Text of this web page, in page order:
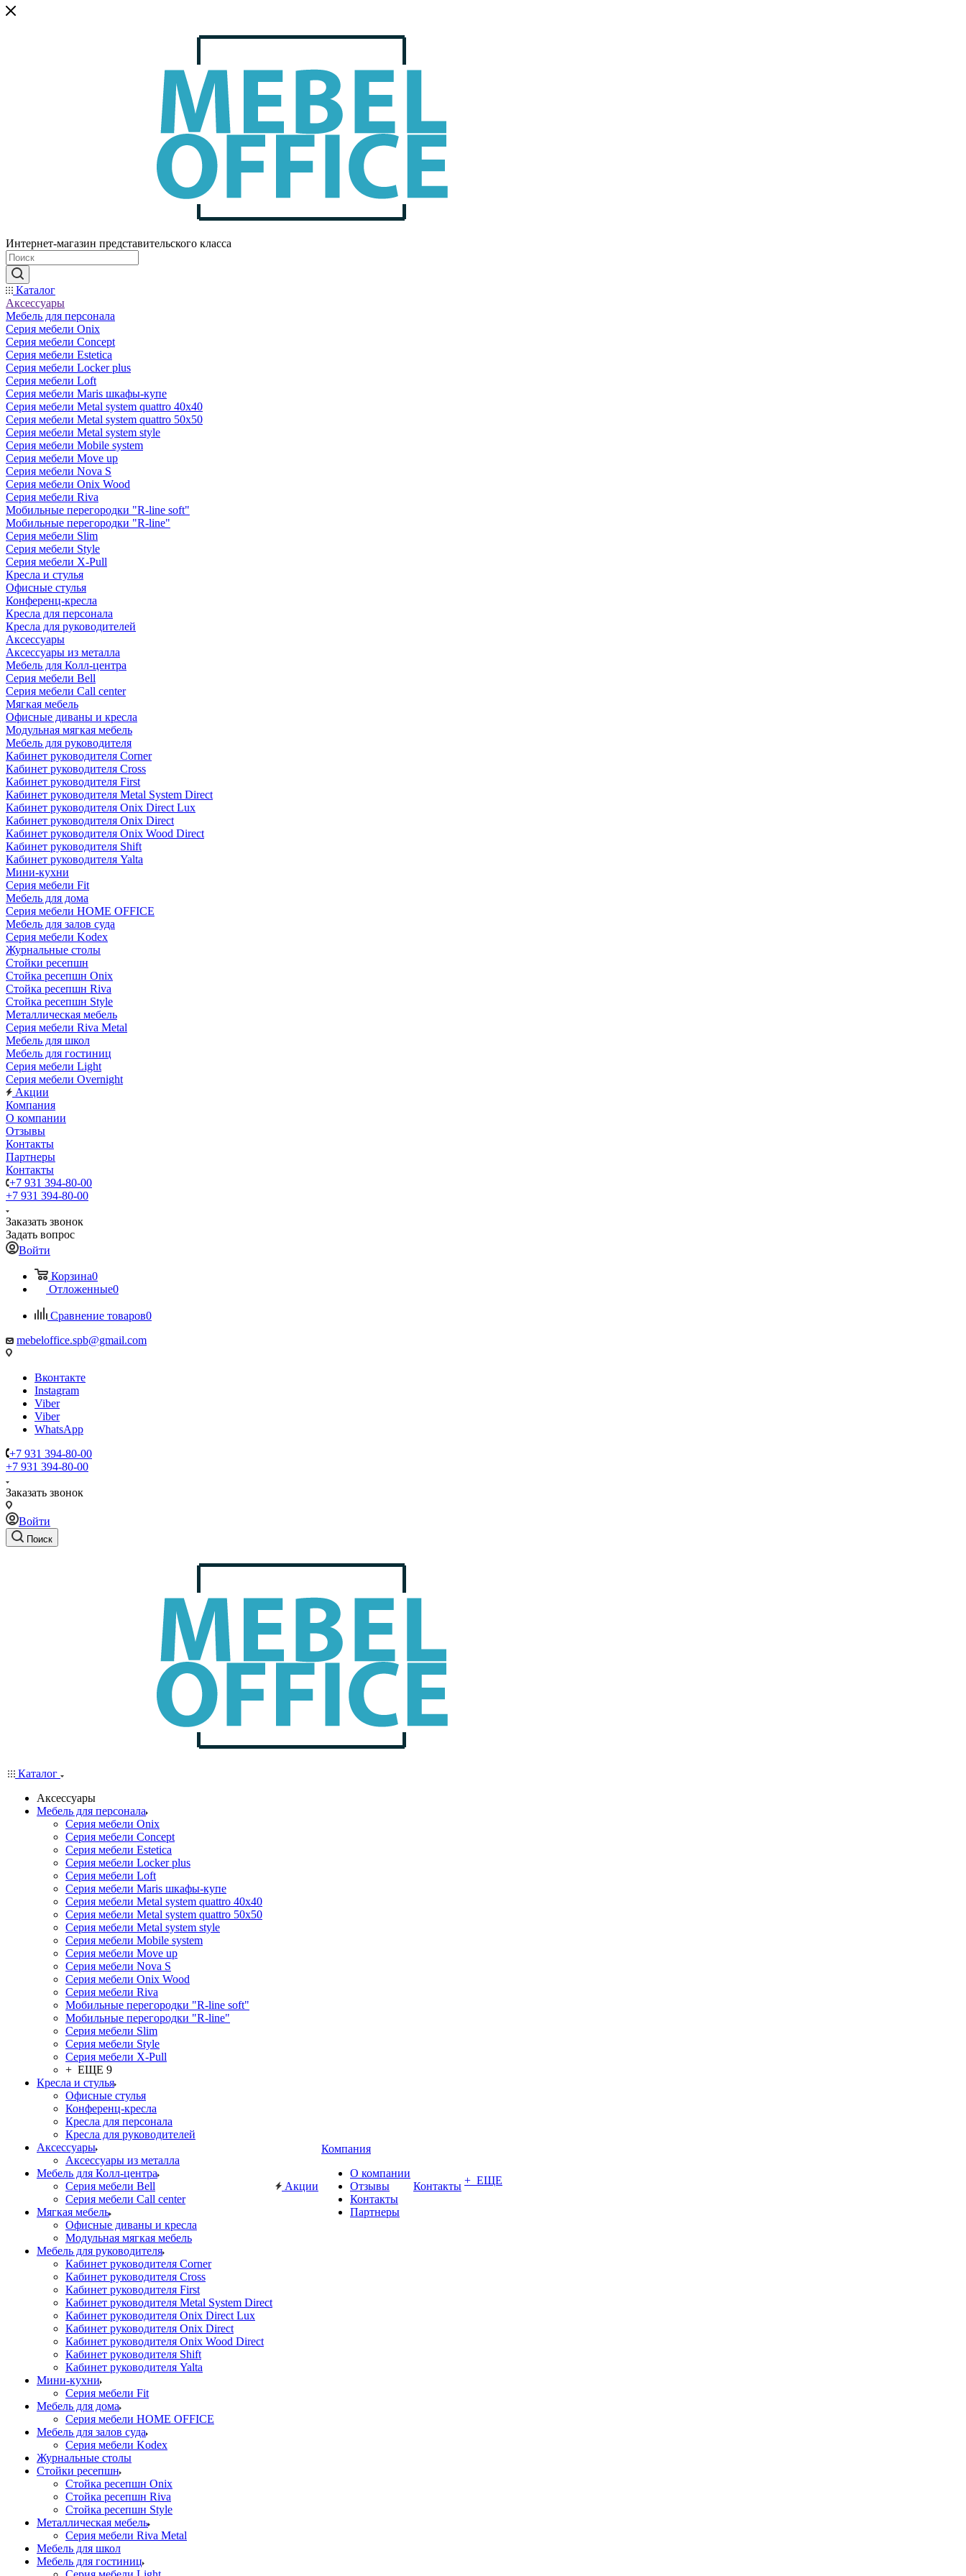
Интернет-магазин представительского класса
Каталог
Аксессуары
Мебель для персонала
Серия мебели Onix
Серия мебели Concept
Серия мебели Estetica
Серия мебели Locker plus
Серия мебели Loft
Серия мебели Maris шкафы-купе
Серия мебели Metal system quattro 40x40
Серия мебели Metal system quattro 50x50
Серия мебели Metal system style
Серия мебели Mobile system
Серия мебели Move up
Серия мебели Nova S
Серия мебели Onix Wood
Серия мебели Riva
Мобильные перегородки "R-line soft"
Мобильные перегородки "R-line"
Серия мебели Slim
Серия мебели Style
Серия мебели X-Pull
Кресла и стулья
Офисные стулья
Конференц-кресла
Кресла для персонала
Кресла для руководителей
Аксессуары
Аксессуары из металла
Мебель для Колл-центра
Серия мебели Bell
Серия мебели Call center
Мягкая мебель
Офисные диваны и кресла
Модульная мягкая мебель
Мебель для руководителя
Кабинет руководителя Corner
Кабинет руководителя Cross
Кабинет руководителя First
Кабинет руководителя Metal System Direct
Кабинет руководителя Onix Direct Lux
Кабинет руководителя Onix Direct
Кабинет руководителя Onix Wood Direct
Кабинет руководителя Shift
Кабинет руководителя Yalta
Мини-кухни
Серия мебели Fit
Мебель для дома
Серия мебели HOME OFFICE
Мебель для залов суда
Серия мебели Kodex
Журнальные столы
Стойки ресепшн
Стойка ресепшн Onix
Стойка ресепшн Riva
Стойка ресепшн Style
Металлическая мебель
Серия мебели Riva Metal
Мебель для школ
Мебель для гостиниц
Серия мебели Light
Серия мебели Overnight
Акции
Компания
О компании
Отзывы
Контакты
Партнеры
Контакты
+7 931 394-80-00
+7 931 394-80-00
Заказать звонок
Задать вопрос
Войти
Корзина0
Отложенные0
Сравнение товаров0
mebeloffice.spb@gmail.com
Вконтакте
Instagram
Viber
Viber
WhatsApp
+7 931 394-80-00
+7 931 394-80-00
Заказать звонок
Войти
Поиск
Каталог
Аксессуары
Мебель для персонала
Серия мебели Onix
Серия мебели Concept
Серия мебели Estetica
Серия мебели Locker plus
Серия мебели Loft
Серия мебели Maris шкафы-купе
Серия мебели Metal system quattro 40x40
Серия мебели Metal system quattro 50x50
Серия мебели Metal system style
Серия мебели Mobile system
Серия мебели Move up
Серия мебели Nova S
Серия мебели Onix Wood
Серия мебели Riva
Мобильные перегородки "R-line soft"
Мобильные перегородки "R-line"
Серия мебели Slim
Серия мебели Style
Серия мебели X-Pull
+ ЕЩЕ 9
Кресла и стулья
Офисные стулья
Конференц-кресла
Кресла для персонала
Кресла для руководителей
Аксессуары
Аксессуары из металла
Мебель для Колл-центра
Серия мебели Bell
Серия мебели Call center
Мягкая мебель
Офисные диваны и кресла
Модульная мягкая мебель
Мебель для руководителя
Кабинет руководителя Corner
Кабинет руководителя Cross
Кабинет руководителя First
Кабинет руководителя Metal System Direct
Кабинет руководителя Onix Direct Lux
Кабинет руководителя Onix Direct
Кабинет руководителя Onix Wood Direct
Кабинет руководителя Shift
Кабинет руководителя Yalta
Мини-кухни
Серия мебели Fit
Мебель для дома
Серия мебели HOME OFFICE
Мебель для залов суда
Серия мебели Kodex
Журнальные столы
Стойки ресепшн
Стойка ресепшн Onix
Стойка ресепшн Riva
Стойка ресепшн Style
Металлическая мебель
Серия мебели Riva Metal
Мебель для школ
Мебель для гостиниц
Акции
Компания
О компании
Отзывы
Контакты
Партнеры
Контакты + ЕЩЕ